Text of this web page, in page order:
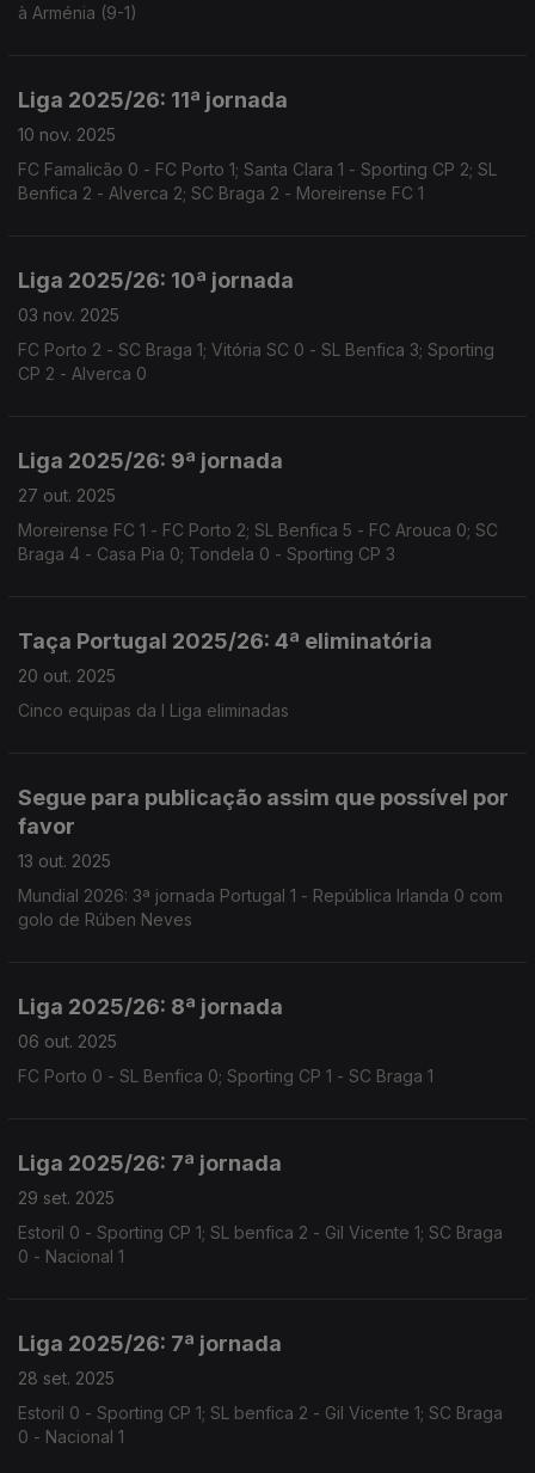
à Arménia (9-1)
Liga 2025/26: 11ª jornada
10 nov. 2025
FC Famalicão 0 - FC Porto 1; Santa Clara 1 - Sporting CP 2; SL
Benfica 2 - Alverca 2; SC Braga 2 - Moreirense FC 1
Liga 2025/26: 10ª jornada
03 nov. 2025
FC Porto 2 - SC Braga 1; Vitória SC 0 - SL Benfica 3; Sporting
CP 2 - Alverca 0
Liga 2025/26: 9ª jornada
27 out. 2025
Moreirense FC 1 - FC Porto 2; SL Benfica 5 - FC Arouca 0; SC
Braga 4 - Casa Pia 0; Tondela 0 - Sporting CP 3
Taça Portugal 2025/26: 4ª eliminatória
20 out. 2025
Cinco equipas da I Liga eliminadas
Segue para publicação assim que possível por
favor
13 out. 2025
Mundial 2026: 3ª jornada Portugal 1 - República Irlanda 0 com
golo de Rúben Neves
Liga 2025/26: 8ª jornada
06 out. 2025
FC Porto 0 - SL Benfica 0; Sporting CP 1 - SC Braga 1
Liga 2025/26: 7ª jornada
29 set. 2025
Estoril 0 - Sporting CP 1; SL benfica 2 - Gil Vicente 1; SC Braga
0 - Nacional 1
Liga 2025/26: 7ª jornada
28 set. 2025
Estoril 0 - Sporting CP 1; SL benfica 2 - Gil Vicente 1; SC Braga
0 - Nacional 1